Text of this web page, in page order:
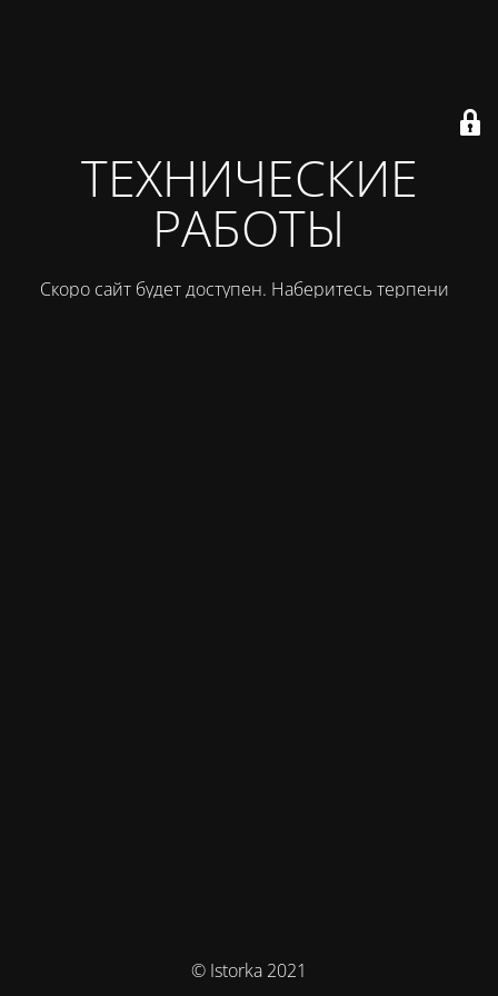
ТЕХНИЧЕСКИЕ
РАБОТЫ
Скоро сайт будет доступен. Наберитесь терпения
© Istorka 2021